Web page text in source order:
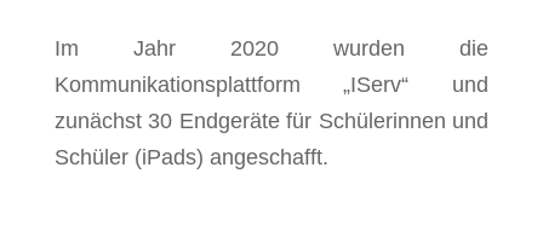
Im Jahr 2020 wurden die
Kommunikationsplattform „IServ“ und
zunächst 30 Endgeräte für Schülerinnen und
Schüler (iPads) angeschafft.